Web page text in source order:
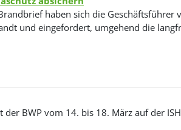
haben sich die Geschäftsführer
und eingefordert, umgehend die
der BWP vom 14. bis 18. März auf der